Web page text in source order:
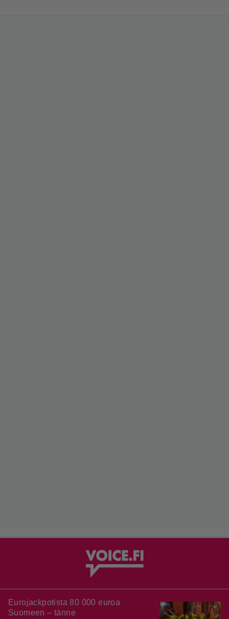
Eurojackpotista 80 000 euroa
Suomeen – tänne